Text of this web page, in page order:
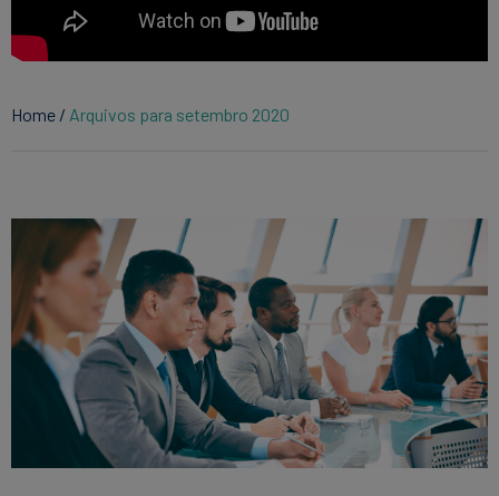
Home / Arquivos para setembro 2020